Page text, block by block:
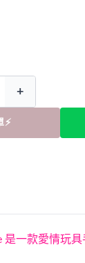
+
⚡
是一款愛情玩